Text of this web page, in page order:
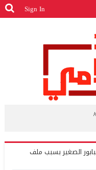
Sign In
الصغير بسبب ملف